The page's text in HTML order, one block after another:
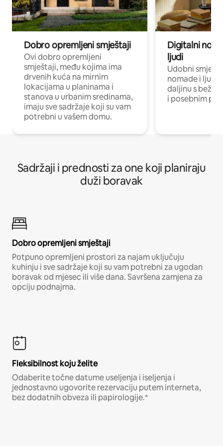
Dobro opremljeni smještaji
Ovi dobro opremljeni
smještaji, među kojima ima
drvenih kuća na mirnim
lokacijama u planinama i
stanova u urbanim sredinama,
imaju sve sadržaje koji su vam
potrebni u vašem domu.
Digitalni
ljudi
Udobni
nomade i ljude
daljinu s
i posebnim
Sadržaji i prednosti za one koji planiraju
duži boravak
Dobro opremljeni smještaji
Potpuno opremljeni prostori za najam uključuju
kuhinju i sve sadržaje koji su vam potrebni za ugodan
boravak od mjesec ili više dana. Savršena zamjena za
opciju podnajma.
Fleksibilnost koju želite
Odaberite točne datume useljenja i iseljenja i
jednostavno ugovorite rezervaciju putem interneta,
bez dodatnih obveza ili papirologije.*